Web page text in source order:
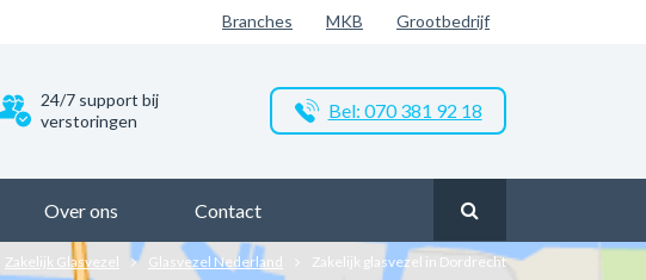
Branches MKB Grootbedrijf
24/7 support bij
verstoringen
Bel: 070 381 92 18
Over ons Contact
Zakelijk Glasvezel Glasvezel Nederland Zakelijk glasvezel in Dordrecht